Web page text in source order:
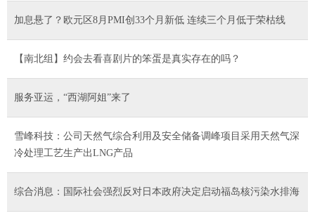
加息悬了？欧元区8月PMI创33个月新低 连续三个月低于荣枯线
【南北组】约会去看喜剧片的笨蛋是真实存在的吗？
服务亚运，“西湖阿姐”来了
雪峰科技：公司天然气综合利用及安全储备调峰项目采用天然气深
冷处理工艺生产出LNG产品
综合消息：国际社会强烈反对日本政府决定启动福岛核污染水排海